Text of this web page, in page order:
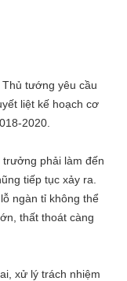
tướng yêu cầu
liệt kế hoạch cơ
2020.
trưởng phải làm đến
tiếp tục xảy ra.
ngàn tỉ không thể
thất thoát càng
xử lý trách nhiệm